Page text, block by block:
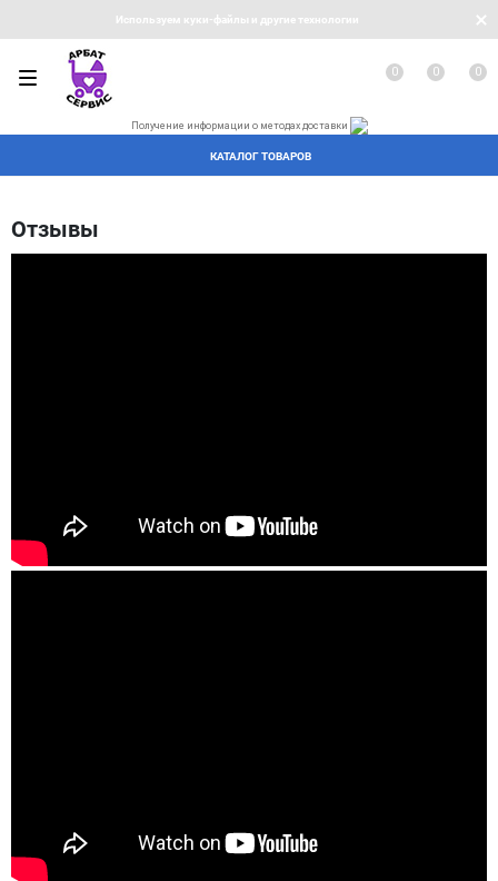
Используем куки-файлы и другие технологии
КАТАЛОГ ТОВАРОВ
0 0 0
Получение информации о методах доставки
Отзывы